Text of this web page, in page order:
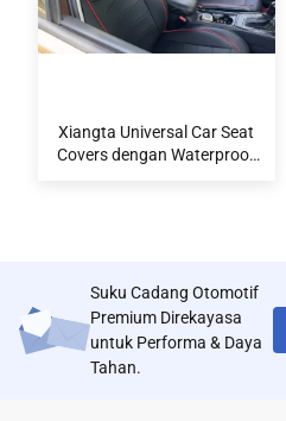
Xiangta Universal Car Seat
Covers dengan Waterproof
Suku Cadang Otomotif
Premium Direkayasa
untuk Performa & Daya
Tahan.